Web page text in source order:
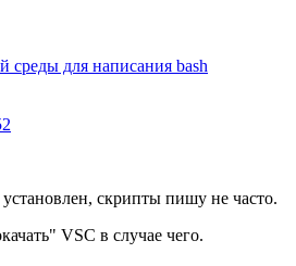
среды для написания bash
скрипты пишу не часто.
VSC в случае чего.